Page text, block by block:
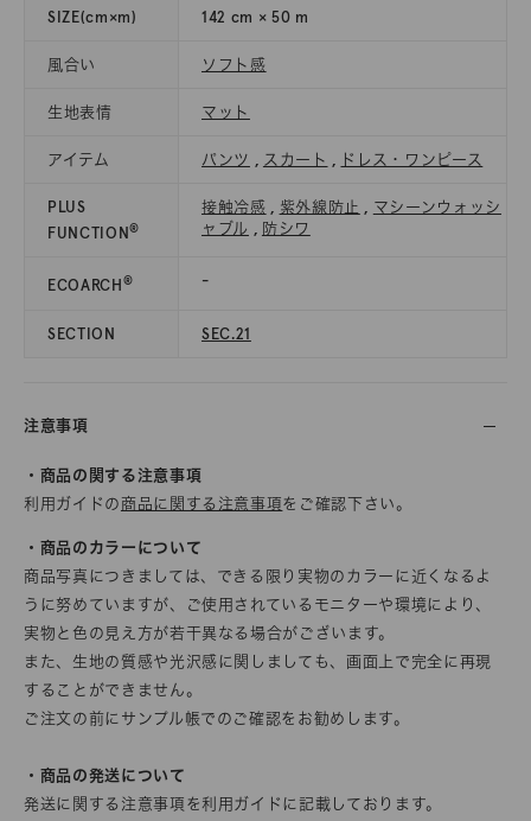
SIZE(cm×m) 142 cm × 50 m
風合い ソフト感
生地表情 マット
アイテム パンツ , スカート , ドレス・ワンピース
PLUS
FUNCTION®
接触冷感 , 紫外線防止 , マシーンウォッシ
ャブル , 防シワ
ECOARCH® -
SECTION SEC.21
注意事項
・商品の関する注意事項
利用ガイドの商品に関する注意事項をご確認下さい。
・商品のカラーについて
商品写真につきましては、できる限り実物のカラーに近くなるよ
うに努めていますが、ご使用されているモニターや環境により、
実物と色の見え方が若干異なる場合がございます。
また、生地の質感や光沢感に関しましても、画面上で完全に再現
することができません。
ご注文の前にサンプル帳でのご確認をお勧めします。
・商品の発送について
発送に関する注意事項を利用ガイドに記載しております。